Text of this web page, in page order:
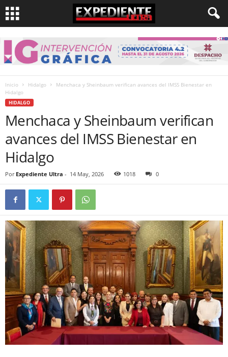
Inicio Hidalgo
Menchaca y Sheinbaum verifican avances del IMSS Bienestar en
Hidalgo
HIDALGO
Menchaca y Sheinbaum verifican
avances del IMSS Bienestar en
Hidalgo
Por Expediente Ultra - 14 May, 2026 1018 0